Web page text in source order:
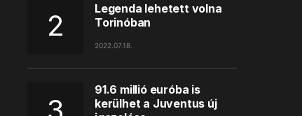
Legenda lehetett volna
Torinóban
2022.07.18.
91.6 millió euróba is
kerülhet a Juventus új